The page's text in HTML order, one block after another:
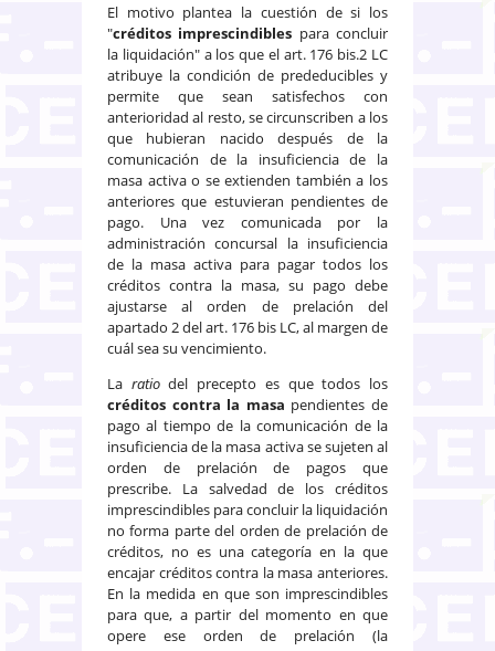
El motivo plantea la cuestión de si los
"créditos imprescindibles para concluir
la liquidación" a los que el art. 176 bis.2 LC
atribuye la condición de prededucibles y
permite que sean satisfechos con
anterioridad al resto, se circunscriben a los
que hubieran nacido después de la
comunicación de la insuficiencia de la
masa activa o se extienden también a los
anteriores que estuvieran pendientes de
pago. Una vez comunicada por la
administración concursal la insuficiencia
de la masa activa para pagar todos los
créditos contra la masa, su pago debe
ajustarse al orden de prelación del
apartado 2 del art. 176 bis LC, al margen de
cuál sea su vencimiento.
La ratiodel precepto es que todos los
créditos contra la masa pendientes de
pago al tiempo de la comunicación de la
insuficiencia de la masa activa se sujeten al
orden de prelación de pagos que
prescribe. La salvedad de los créditos
imprescindibles para concluir la liquidación
no forma parte del orden de prelación de
créditos, no es una categoría en la que
encajar créditos contra la masa anteriores.
En la medida en que son imprescindibles
para que, a partir del momento en que
opere ese orden de prelación (la